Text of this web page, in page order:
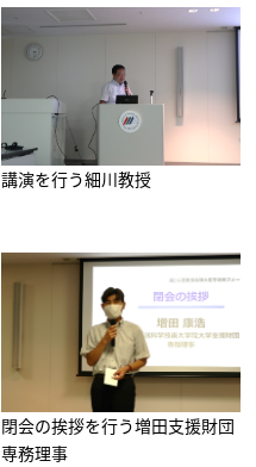
講演を行う細川教授
閉会の挨拶を行う増田支援財団
専務理事